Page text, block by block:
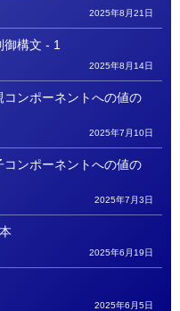
2025年8月21日
構文 - 1
2025年8月14日
ンポーネントへの値の
2025年7月10日
ンポーネントへの値の
2025年7月3日
2025年6月19日
2025年6月5日